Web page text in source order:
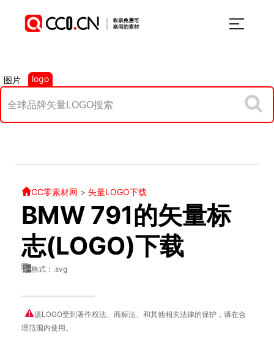
图片 logo
CC零素材网 > 矢量LOGO下载
BMW 791的矢量标
志(LOGO)下载
格式：.svg
该LOGO受到著作权法、商标法、和其他相关法律的保护，请在合
理范围内使用。